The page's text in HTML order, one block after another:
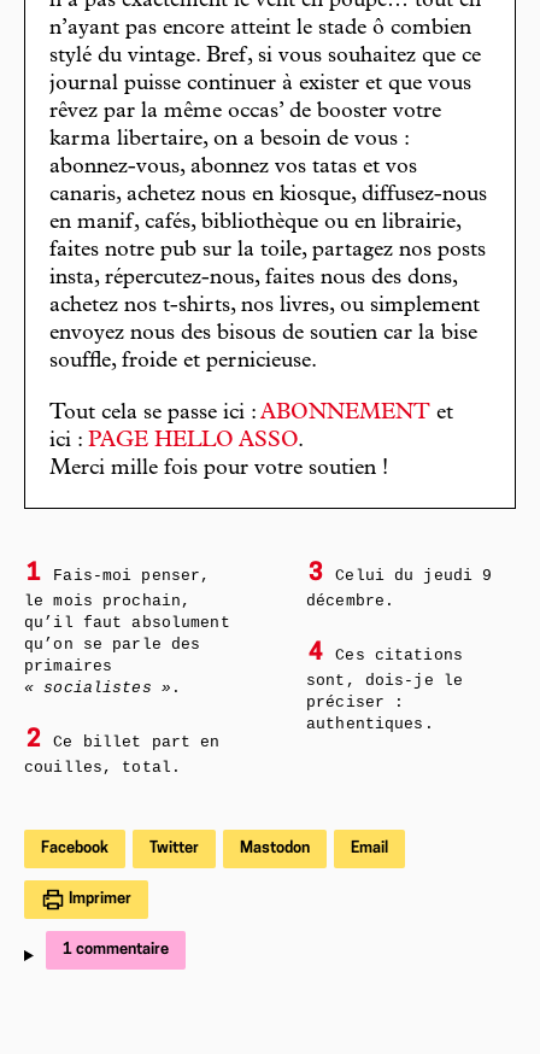
n’ayant pas encore atteint le stade ô combien
stylé du vintage. Bref, si vous souhaitez que ce
journal puisse continuer à exister et que vous
rêvez par la même occas’ de booster votre
karma libertaire, on a besoin de vous :
abonnez-vous, abonnez vos tatas et vos
canaris, achetez nous en kiosque, diffusez-nous
en manif, cafés, bibliothèque ou en librairie,
faites notre pub sur la toile, partagez nos posts
insta, répercutez-nous, faites nous des dons,
achetez nos t-shirts, nos livres, ou simplement
envoyez nous des bisous de soutien car la bise
souffle, froide et pernicieuse.
Tout cela se passe ici : ABONNEMENT et
ici : PAGE HELLO ASSO.
Merci mille fois pour votre soutien !
1
Fais-moi penser,
le mois prochain,
qu’il faut absolument
qu’on se parle des
primaires
« socialistes » .
2
Ce billet part en
couilles, total.
3
Celui du jeudi 9
décembre.
4
Ces citations
sont, dois-je le
préciser :
authentiques.
Facebook Twitter Mastodon Email
Imprimer
1 commentaire